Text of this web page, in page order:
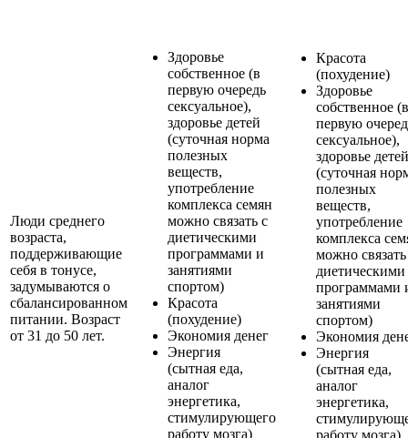
Люди среднего
возраста,
поддерживающие
себя в тонусе,
задумываются о
сбалансированном
питании. Возраст
от 31 до 50 лет.
Здоровье
собственное (в
первую очередь
сексуальное),
здоровье детей
(суточная норма
полезных
веществ,
употребление
комплекса семян
можно связать с
диетическими
программами и
занятиями
спортом)
Красота
(похудение)
Экономия денег
Энергия
(сытная еда,
аналог
энергетика,
стимулирующего
работу мозга)
Красота
(похудение)
Здоровье
собственное (в
первую
сексуальное),
здоровье детей
(суточная
полезных
веществ,
употребление
комплекса
можно связать
диетическими
программами
занятиями
спортом)
Экономия
Энергия
(сытная еда,
аналог
энергетика,
работу мозга)